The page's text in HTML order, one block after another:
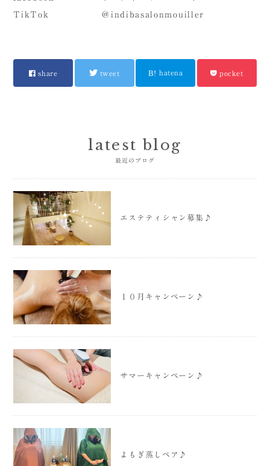
TikTok ＠indibasalonmouiller
share tweet hatena pocket
latest blog
最近のブログ
エステティシャン募集♪
１０月キャンペーン♪
サマーキャンペーン♪
よもぎ蒸しペア♪